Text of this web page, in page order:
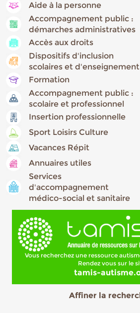
Aide à la personne
Accompagnement public :
démarches administratives
Accès aux droits
Dispositifs d'inclusion
scolaires et d'enseignement
Formation
Accompagnement public :
scolaire et professionnel
Insertion professionnelle
Sport Loisirs Culture
Vacances Répit
Annuaires utiles
Services
d'accompagnement
médico-social et sanitaire
Vous recherchez une ressource
Rendez vous sur le
tamis-
Affiner la